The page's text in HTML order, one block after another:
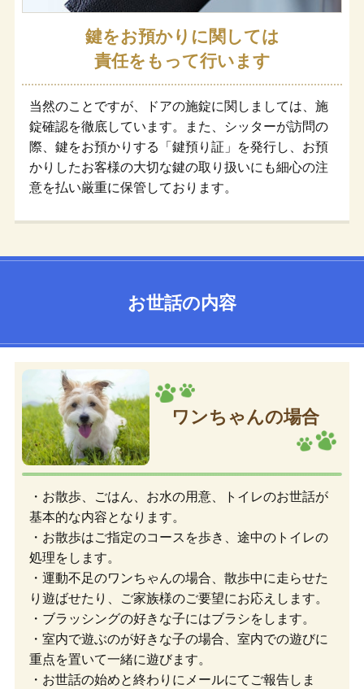
鍵をお預かりに関しては
責任をもって行います
当然のことですが、ドアの施錠に関しましては、施
錠確認を徹底しています。また、シッターが訪問の
際、鍵をお預かりする「鍵預り証」を発行し、お預
かりしたお客様の大切な鍵の取り扱いにも細心の注
意を払い厳重に保管しております。
お世話の内容
ワンちゃんの場合
・お散歩、ごはん、お水の用意、トイレのお世話が
基本的な内容となります。
・お散歩はご指定のコースを歩き、途中のトイレの
処理をします。
・運動不足のワンちゃんの場合、散歩中に走らせた
り遊ばせたり、ご家族様のご要望にお応えします。
・ブラッシングの好きな子にはブラシをします。
・室内で遊ぶのが好きな子の場合、室内での遊びに
重点を置いて一緒に遊びます。
・お世話の始めと終わりにメールにてご報告しま